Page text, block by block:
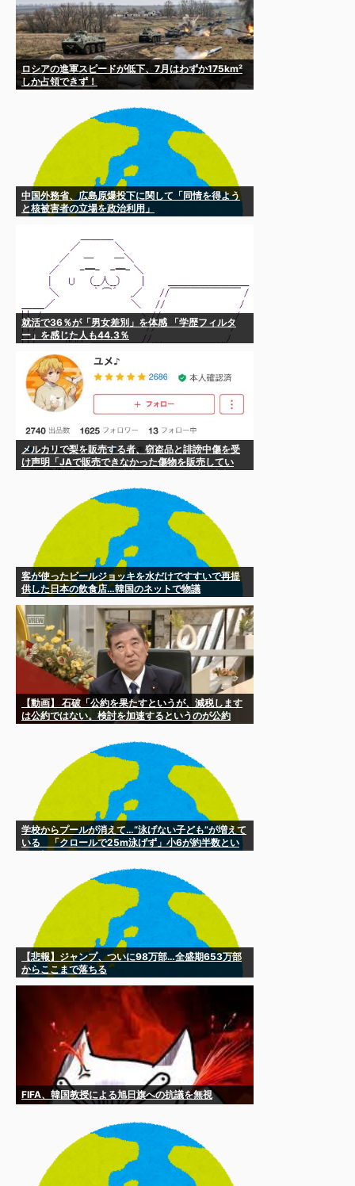
ロシアの進軍スピードが低下、7月はわずか175km²
しか占領できず！
中国外務省、広島原爆投下に関して「同情を得よう
と核被害者の立場を政治利用」
就活で36％が「男女差別」を体感 「学歴フィルタ
ー」を感じた人も44.3％
メルカリで梨を販売する者、窃盗品と誹謗中傷を受
け声明「JAで販売できなかった傷物を販売してい
客が使ったビールジョッキを水だけですすいで再提
供した日本の飲食店…韓国のネットで物議
【動画】 石破「公約を果たすというが、減税します
は公約ではない。検討を加速するというのが公約
学校からプールが消えて…“泳げない子ども”が増えて
いる 「クロールで25m泳げず」小6が約半数とい
【悲報】ジャンプ、ついに98万部…全盛期653万部
からここまで落ちる
FIFA、韓国教授による旭日旗への抗議を無視